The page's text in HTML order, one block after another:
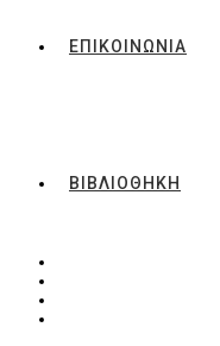
ΕΠΙΚΟΙΝΩΝΙΑ
ΒΙΒΛΙΟΘΗΚΗ